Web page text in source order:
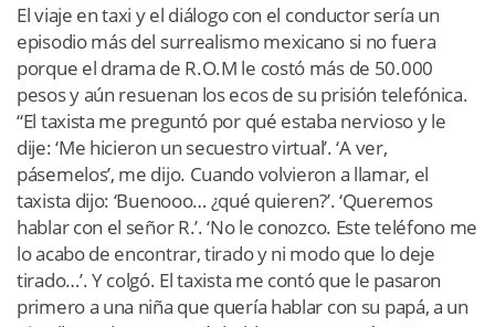
El viaje en taxi y el diálogo con el conductor sería un
episodio más del surrealismo mexicano si no fuera
porque el drama de R.O.M le costó más de 50.000
pesos y aún resuenan los ecos de su prisión telefónica.
“El taxista me preguntó por qué estaba nervioso y le
dije: ‘Me hicieron un secuestro virtual’. ‘A ver,
pásemelos’, me dijo. Cuando volvieron a llamar, el
taxista dijo: ‘Buenooo… ¿qué quieren?’. ‘Queremos
hablar con el señor R.’. ‘No le conozco. Este teléfono me
lo acabo de encontrar, tirado y ni modo que lo deje
tirado…’. Y colgó. El taxista me contó que le pasaron
primero a una niña que quería hablar con su papá, a un